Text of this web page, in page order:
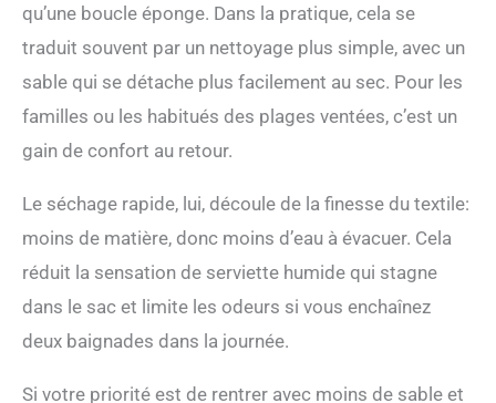
séchage rapide. Elle
absorbe l'eau rapidement,
vous gardant au sec et
confortable après une
baignade. Son séchage
un choix pratique pour les
amateurs de plage qui
apprécient l'efficacité et le
confort Douce et cadeau :
cette serviette de plage
turque offre une
sensation luxueuse sur la
une délicieuse option de
qu’une boucle éponge. Dans la pratique, cela se
traduit souvent par un nettoyage plus simple, avec un
sable qui se détache plus facilement au sec. Pour les
familles ou les habitués des plages ventées, c’est un
gain de confort au retour.
Le séchage rapide, lui, découle de la finesse du textile:
moins de matière, donc moins d’eau à évacuer. Cela
réduit la sensation de serviette humide qui stagne
dans le sac et limite les odeurs si vous enchaînez
deux baignades dans la journée.
Si votre priorité est de rentrer avec moins de sable et